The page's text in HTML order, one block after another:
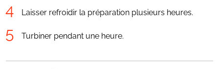
Laisser refroidir la préparation plusieurs heures.
Turbiner pendant une heure.